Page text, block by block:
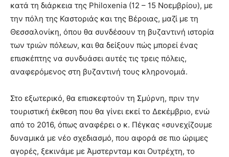
κατά τη διάρκεια της Philoxenia (12 – 15 Νοεμβρίου), με
την πόλη της Καστοριάς και της Βέροιας, μαζί με τη
Θεσσαλονίκη, όπου θα συνδέσουν τη βυζαντινή ιστορία
των τριών πόλεων, και θα δείξουν πώς μπορεί ένας
επισκέπτης να συνδυάσει αυτές τις τρεις πόλεις,
αναφερόμενος στη βυζαντινή τους κληρονομιά.
Στο εξωτερικό, θα επισκεφτούν τη Σμύρνη, πριν την
τουριστική έκθεση που θα γίνει εκεί το Δεκέμβριο, ενώ
από το 2016, όπως αναφέρει ο κ. Πέγκας «συνεχίζουμε
δυναμικά με νέο σχεδιασμό, που αφορά σε πιο ώριμες
αγορές, ξεκινάμε με Άμστερνταμ και Ουτρέχτη, το